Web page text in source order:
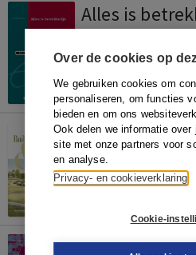
Over de cookies op
We gebruiken cookies om
personaliseren, om functies
bieden en om ons
Ook delen we informatie over
site met onze partners voor
en analyse.
Privacy- en cookieverklaring
Cookie-
Alles is
privaatrecht
Bijzondere